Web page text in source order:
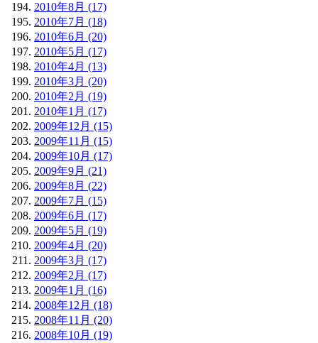
2010年8月 (17)
2010年7月 (18)
2010年6月 (20)
2010年5月 (17)
2010年4月 (13)
2010年3月 (20)
2010年2月 (19)
2010年1月 (17)
2009年12月 (15)
2009年11月 (15)
2009年10月 (17)
2009年9月 (21)
2009年8月 (22)
2009年7月 (15)
2009年6月 (17)
2009年5月 (19)
2009年4月 (20)
2009年3月 (17)
2009年2月 (17)
2009年1月 (16)
2008年12月 (18)
2008年11月 (20)
2008年10月 (19)